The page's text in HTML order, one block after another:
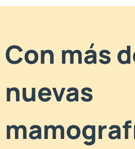
Con más
nuevas